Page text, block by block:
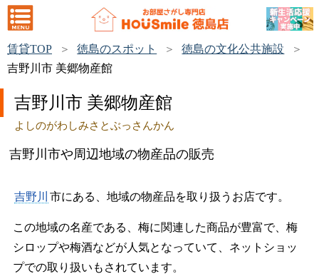
賃貸TOP 徳島のスポット
徳島の文化公共施設
吉野川市 美郷物産館
吉野川市 美郷物産館
よしのがわしみさとぶっさんかん
吉野川市や周辺地域の物産品の販売
吉野川 市にある、地域の物産品を取り扱うお店です。
この地域の名産である、梅に関連した商品が豊富で、梅
シロップや梅酒などが人気となっていて、ネットショッ
プでの取り扱いもされています。